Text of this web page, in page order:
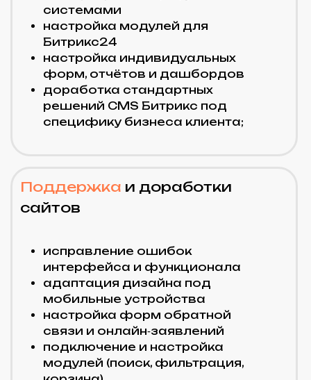
гибкие тарифы и
фиксированные пакеты;
вовлечённость и работа “в
вашем ритме”.
Получить консультацию
Позвонить
+7 995 389 51 26